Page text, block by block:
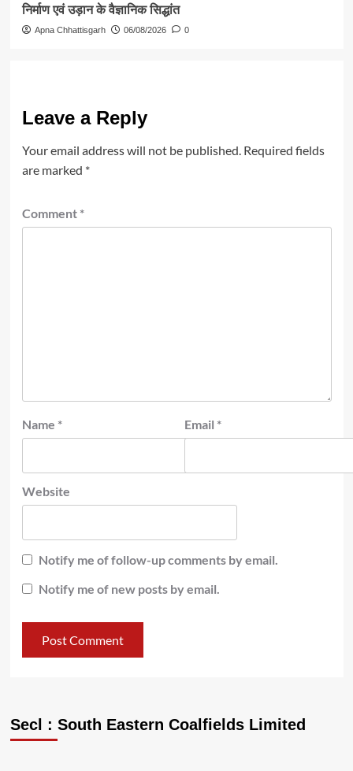
निर्माण एवं उड़ान के वैज्ञानिक सिद्धांत
Apna Chhattisgarh 06/08/2026 0
Leave a Reply
Your email address will not be published. Required fields
are marked *
Comment *
Name * Email *
Website
Notify me of follow-up comments by email.
Notify me of new posts by email.
Secl : South Eastern Coalfields Limited